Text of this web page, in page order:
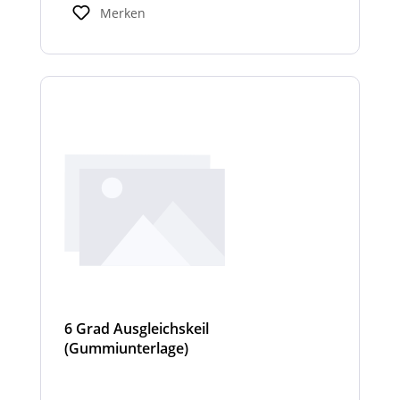
Innenraum mit bis zu 1112 Lumen erhellt.
Merken
6 Grad Ausgleichskeil
(Gummiunterlage)